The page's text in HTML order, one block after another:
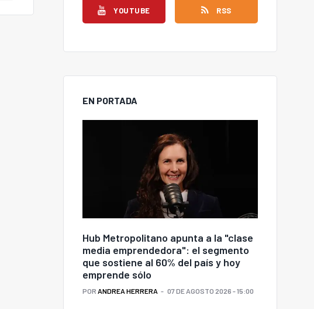
YOUTUBE RSS
EN PORTADA
Hub Metropolitano apunta a la "clase
media emprendedora": el segmento
que sostiene al 60% del país y hoy
emprende sólo
POR ANDREA HERRERA 07 DE AGOSTO 2026 - 15:00